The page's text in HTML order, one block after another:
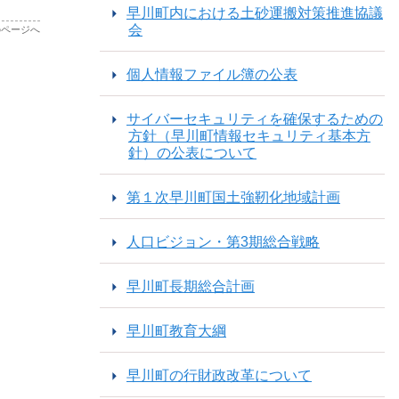
ージへ
早川町内における土砂運搬対策推進協議
会
個人情報ファイル簿の公表
サイバーセキュリティを確保するための
方針（早川町情報セキュリティ基本方
針）の公表について
第１次早川町国土強靭化地域計画
人口ビジョン・第3期総合戦略
早川町長期総合計画
早川町教育大綱
早川町の行財政改革について